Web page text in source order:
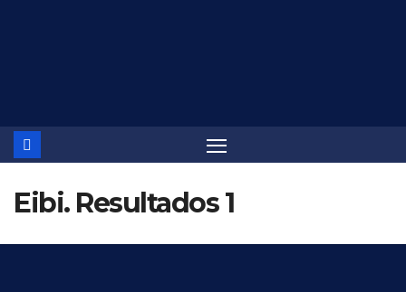
Eibi. Resultados 1